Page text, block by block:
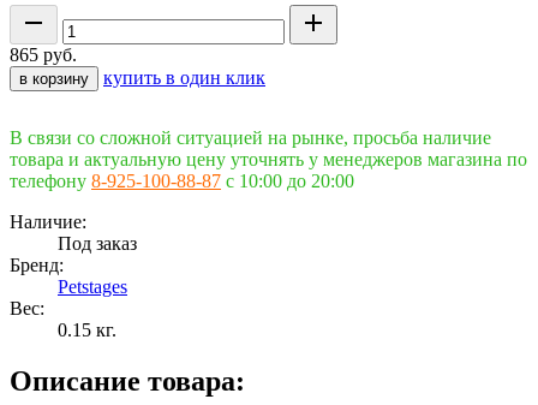
865 руб.
в корзину купить в один клик
В связи со сложной ситуацией на рынке, просьба наличие
товара и актуальную цену уточнять у менеджеров магазина по
телефону 8-925-100-88-87 c 10:00 до 20:00
Наличие:
Под заказ
Бренд:
Petstages
Вес:
0.15 кг.
Описание товара: